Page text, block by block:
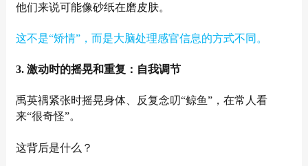
他们来说可能像砂纸在磨皮肤。
这不是“矫情”，而是大脑处理感官信息的方式不同。
3. 激动时的摇晃和重复：自我调节
禹英禑紧张时摇晃身体、反复念叨“鲸鱼”，在常人看
来“很奇怪”。
这背后是什么？